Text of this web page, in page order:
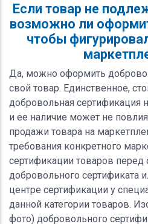
Если товар не
возможно ли
чтобы
Да, можно оформить
свой товар. Единственное,
добровольная сертификация
и ее наличие может не
продажи товара на
требования конкретного
сертификации товаров
добровольного сертификата
центре сертификации у
данной категории товаров.
фото) добровольного